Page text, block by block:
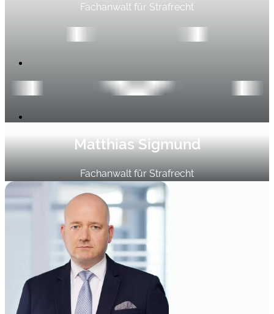
Fachanwalt für Strafrecht
Matthias Sigmund
Fachanwalt für Strafrecht